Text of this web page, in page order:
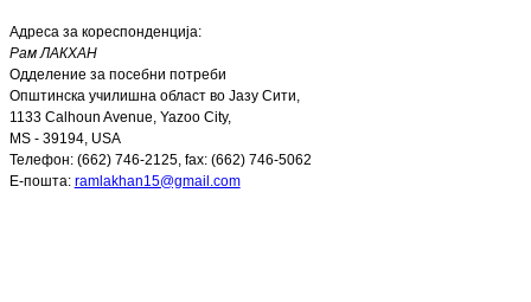
Адреса за кореспонденција:
Рам ЛАКХАН
Одделение за посебни потреби
Општинска училишна област во Јазу Сити,
1133 Calhoun Avenue, Yazoo City,
MS - 39194, USA
Телефон: (662) 746-2125, fax: (662) 746-5062
E-пошта: ramlakhan15@gmail.com